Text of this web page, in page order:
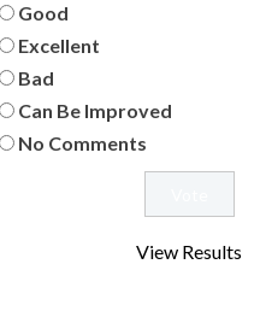
Good
Excellent
Bad
Can Be Improved
No Comments
View Results